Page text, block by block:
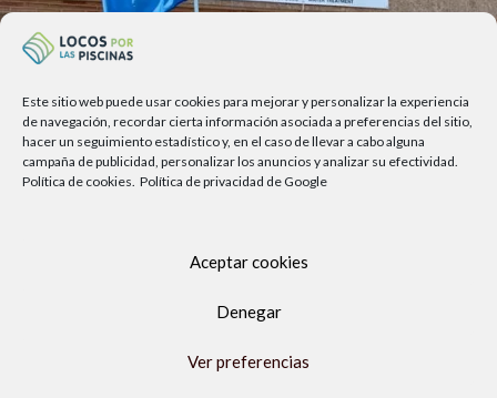
Este sitio web puede usar cookies para mejorar y personalizar la experiencia
de navegación, recordar cierta información asociada a preferencias del sitio,
hacer un seguimiento estadístico y, en el caso de llevar a cabo alguna
campaña de publicidad, personalizar los anuncios y analizar su efectividad.
Política de cookies. Política de privacidad de Google
Aceptar cookies
Denegar
Ver preferencias
29740 Torre del Mar, Málaga